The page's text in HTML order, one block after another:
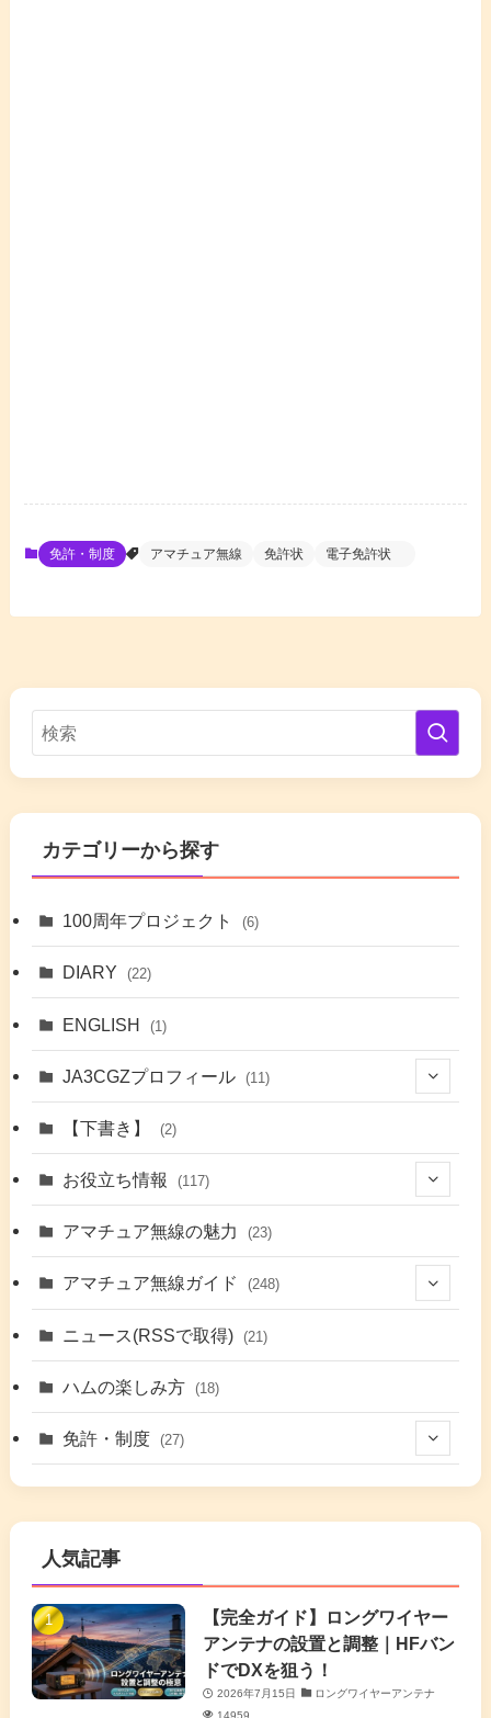
免許・制度 アマチュア無線 免許状 電子免許状
カテゴリーから探す
100周年プロジェクト (6)
DIARY (22)
ENGLISH (1)
JA3CGZプロフィール (11)
(7)
【下書き】 (2)
お役立ち情報 (117)
(48)
(9)
(17)
(6)
アマチュア無線の魅力 (23)
アマチュア無線ガイド (248)
(42)
(5)
(1)
(4)
(3)
(41)
(7) (7)
(16)
(7)
(6)
(20)
(63)
(7)
(5)
ニュース(RSSで取得) (21)
ハムの楽しみ方 (18)
免許・制度 (27)
(5)
(4)
(1)
人気記事
【完全ガイド】ロングワイヤー
アンテナの設置と調整｜HFバン
ドでDXを狙う！
2026年7月15日
ロングワイヤーアンテナ